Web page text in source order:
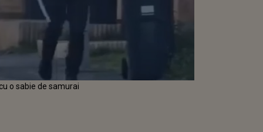
o sabie de samurai